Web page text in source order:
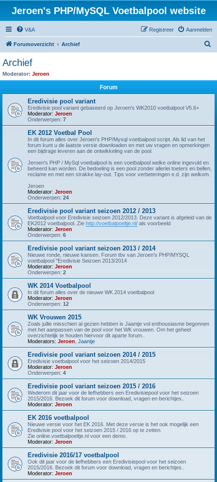
Jeroen's PHP/MySQL Voetbalpool website
V&A Aanmelden
Registreer
Forumoverzicht Archief
Archief
Moderator: Jeroen
Forum
Eredivisie pool variant
Eredivisie pool variant gebaseerd op Jeroen's WK2010 voetbalpool V5.6+
Moderator: Jeroen
Onderwerpen: 7
EK 2012 Voetbal Pool
In dit forum alles over Jeroen's PHP/Mysql voetbalpool script. Als lid van het
forum kunt u de laatste versie downloaden en met uw vragen en opmerkingen
een bijdrage leveren aan de ontwikkeling van de pool.
Jeroen's PHP / MySql voetbalpool is een voetbalpool welke online ingevuld en
beheerd kan worden. De bedoeling is een pool zonder allerlei toeters en bellen,
reclame en met een strakke lay-out. Tips voor verbeteringen e.d. zijn welkom.
Jeroen
Moderator: Jeroen
Onderwerpen: 24
Eredivisie pool variant seizoen 2012 / 2013
Voetbalpool voor Eredivisie seizoen 2012/2013. Deze variant is afgeleid van de
EK2012 voetbalpool. Zie http://voetbalpoeltje.nl/ als voorbeeld
Moderator: Jeroen
Onderwerpen: 6
Eredivisie pool variant seizoen 2013 / 2014
Nieuwe ronde, nieuwe kansen. Forum tbv van Jeroen's PHP/MYSQL
voetbalpool "Eredivisie Seizoen 2013/2014
Moderator: Jeroen
Onderwerpen: 2
WK 2014 Voetbalpool
In dit forum alles over de nieuwe WK 2014 voetbalpool
Moderator: Jeroen
Onderwerpen: 12
WK Vrouwen 2015
Zoals jullie misschien al gezien hebben is Jaantje vol enthousiasme begonnen
met het aanpassen van de pool voor het WK vrouwen. Om het geheel
overzichtelijk te houden hiervoor dit aparte forum..
Moderators: Jeroen Jaantje
Eredivisie pool variant seizoen 2014 / 2015
Eredivisie voetbalpool voor het seizoen 2014/2015
Moderator: Jeroen
Onderwerpen: 4
Eredivisie pool variant seizoen 2015 / 2016
Wederom dit jaar voor de liefhebbers een Eredivisiepool voor het seizoen
2015/2016. Bezoek dit forum voor download, vragen en berichtjes..
Moderator: Jeroen
EK 2016 voetbalpool
Nieuwe versie voor het EK 2016. Met deze versie is het ook mogelijk een
Eredivisie pool voor het seizoen 2015 / 2016 op te zetten.
Zie online.voetbalpoeltje.nl voor een demo.
Moderator: Jeroen
Eredivisie 2016/17 voetbalpool
Ook dit jaar voor de liefhebbers een Eredivisiepool voor het seizoen
2015/2016. Bezoek dit forum voor download, vragen en berichtjes..
Moderator: Jeroen